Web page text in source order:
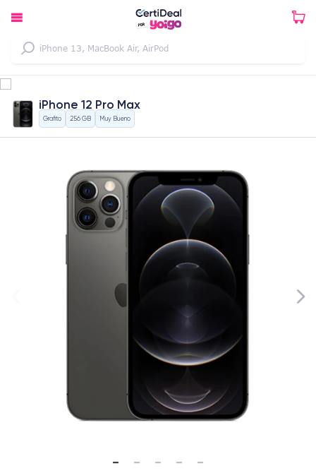
iPhone 12 Pro Max
Grafito 256 GB Muy Bueno